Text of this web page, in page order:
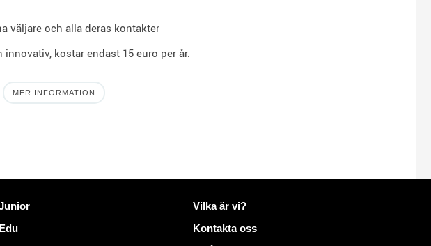
väljare och alla deras kontakter
kostar endast 15 euro per år.
MER INFORMATION
Mailo Mer information på Mailo
Vilka är vi?
Kontakta oss